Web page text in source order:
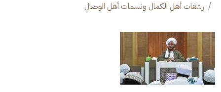
رشفات أهل الكمال ونسمات أهل الوصال